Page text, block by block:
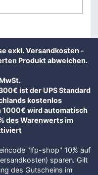
exkl.Versandkosten -
Produkt abweichen.
ist der UPS Standard
kostenlos
1000€ wird automatisch
des Warenwerts im
"lfp-shop" 10% auf
sparen. Gilt
des Gutscheins im